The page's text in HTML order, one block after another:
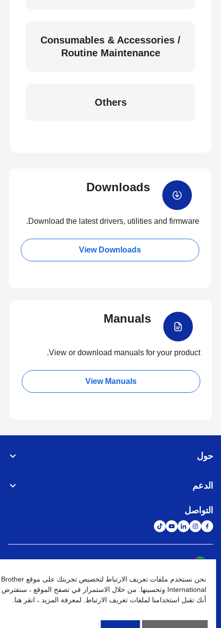
Consumables & Accessories /
Routine Maintenance
Others
Downloads
Download the latest drivers, utilities and firmware.
View Downloads
Manuals
View or download manuals for your product.
View Manuals
حول
الدعم
التواصل
نهج الخصوصية شروط الإستخدام خريطة الموقع الإنتقال إلى الموقع العالمي
نحن نستخدم ملفات تعريف الارتباط لتخصيص تجربتك على موقع Brother
International وتحسينها. من خلال الاستمرار في تصفح الموقع ، سنفترض
أنك تقبل استخدامنا لملفات تعريف الارتباط. لمعرفة المزيد ، انقر هنا.